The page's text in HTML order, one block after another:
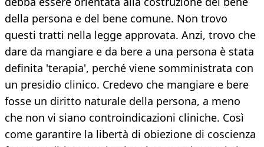
della persona e del bene comune. Non trovo
questi tratti nella legge approvata. Anzi, trovo che
dare da mangiare e da bere a una persona è stata
definita 'terapia', perché viene somministrata con
un presidio clinico. Credevo che mangiare e bere
fosse un diritto naturale della persona, a meno
che non vi siano controindicazioni cliniche. Così
come garantire la libertà di obiezione di coscienza